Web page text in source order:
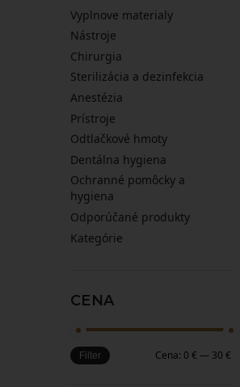
Vyplnove materialy
Nástroje
Chirurgia
Sterilizácia a dezinfekcia
Anestézia
Prístroje
Odtlačkové hmoty
Dentálna hygiena
Ochranné pomôcky a
hygiena
Odporúčané produkty
Kategórie
CENA
Filter Cena: 0 € — 30 €